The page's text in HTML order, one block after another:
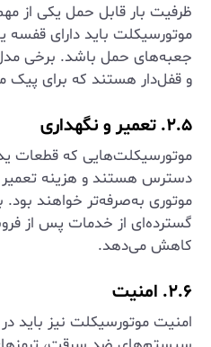
ظرفیت بار قابل حمل یکی از
موتورسیکلت باید دارای قفسه
جعبه‌های حمل باشد. برخی
و قفل‌دار هستند که برای پیک
۲.۵. تعمیر و نگهداری
موتورسیکلت‌هایی که قطعات
دسترس هستند و هزینه تعمیر
موتوری به‌صرفه‌تر خواهند بود.
گسترده‌ای از خدمات پس از
کاهش می‌دهد.
۲.۶. امنیت
امنیت موتورسیکلت نیز باید